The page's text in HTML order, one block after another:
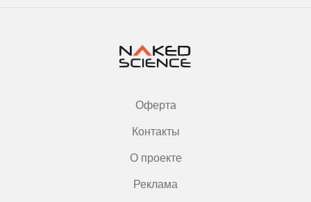
Оферта
Контакты
О проекте
Реклама